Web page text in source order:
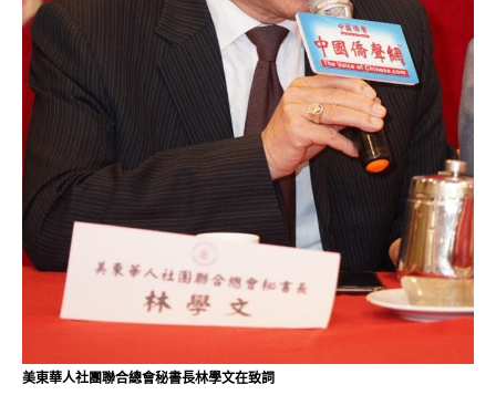
美東華人社團聯合總會秘書長林學文在致詞